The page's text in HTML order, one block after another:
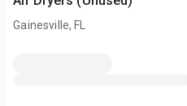
Gainesville, FL